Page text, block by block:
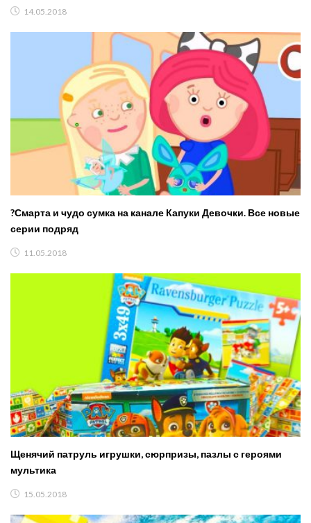
14.05.2018
?Смарта и чудо сумка на канале Капуки Девочки. Все новые
серии подряд
11.05.2018
Щенячий патруль игрушки, сюрпризы, пазлы с героями
мультика
15.05.2018